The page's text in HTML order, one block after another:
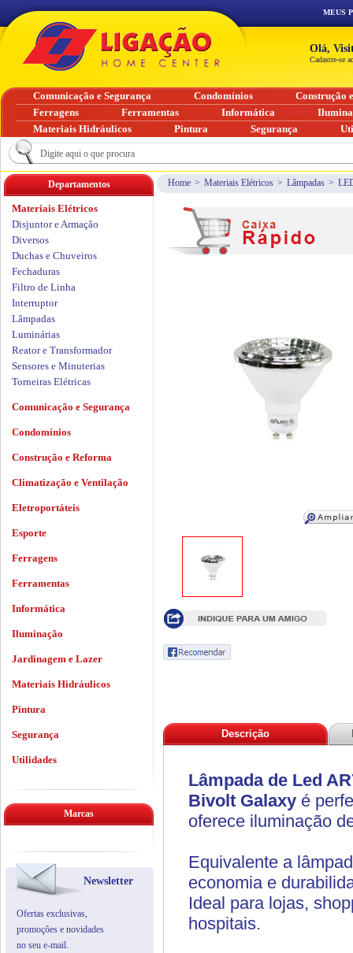
Home > Materiais Elétricos > Lâmpadas >
Descrição
Lâmpada de Led
Bivolt Galaxy é
oferece iluminação
Equivalente a
economia e
Ideal para lojas,
hospitais.
Departamentos
Materiais Elétricos
Disjuntor e Armação
Diversos
Duchas e Chuveiros
Fechaduras
Filtro de Linha
Interruptor
Lâmpadas
Luminárias
Reator e Transformador
Sensores e Minuterias
Torneiras Elétricas
Comunicação e Segurança
Condomínios
Construção e Reforma
Climatização e Ventilação
Eletroportáteis
Esporte
Ferragens
Ferramentas
Informática
Iluminação
Jardinagem e Lazer
Materiais Hidráulicos
Pintura
Segurança
Utilidades
Marcas
Newsletter
Ofertas exclusivas,
promoções e novidades
no seu e-mail.
MEUS
Olá,
Cadastre-se
Comunicação e Segurança Condomínios
Construção
Ferragens
Ferramentas Informática
Materiais Hidráulicos
Pintura Segurança